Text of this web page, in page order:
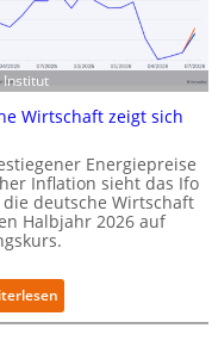
m
s
a
i
B
i
t
k
m
-
D
Institut
Wirtschaft zeigt sich
Energiepreise
Inflation sieht das Ifo
deutsche Wirtschaft
Halbjahr 2026 auf
:
D